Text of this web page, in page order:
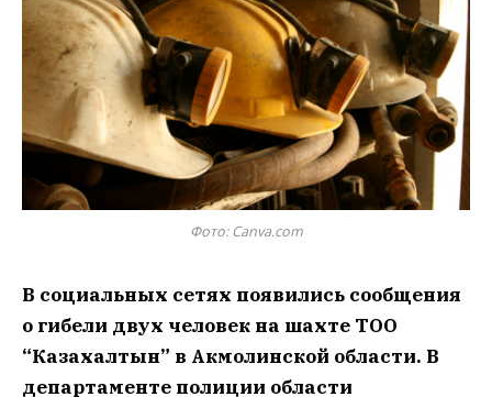
Фото: Canva.com
В социальных сетях появились сообщения
о гибели двух человек на шахте ТОО
“Казахалтын” в Акмолинской области. В
департаменте полиции области